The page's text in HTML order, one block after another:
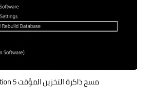
مسح ذاكرة التخزين المؤقت playstation 5